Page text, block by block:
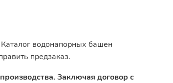
водонапорных башен
предзаказ.
Заключая договор с